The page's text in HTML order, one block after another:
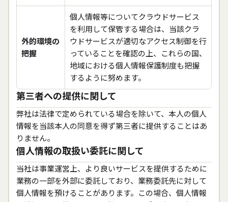
外的環境の
把握
個人情報等についてクラウドサービス
を利用して保管する場合は、当該クラ
ウドサービスが適切なアクセス制御を行
っていることを確認の上、これらの国、
地域における個人情報保護制度も把握
するように努めます。
第三者への提供に関して
弊社は法律で定められている場合を除いて、本人の個人
情報を当該本人の同意を得ず第三者に提供することはあ
りません。
個人情報の取扱い委託に関して
当社は事業運営上、より良いサービスを提供するために
業務の一部を外部に委託しており、業務委託先に対して
個人情報を預けることがあります。この場合、個人情報